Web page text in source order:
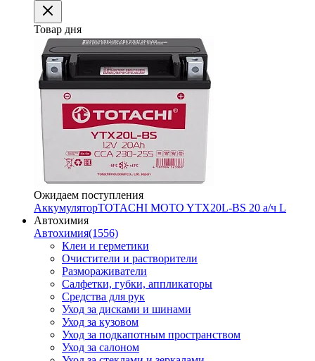
Товар дня
Ожидаем поступления
АккумуляторTOTACHI MOTO YTX20L-BS 20 а/ч L
Автохимия
Автохимия(1556)
Клеи и герметики
Очистители и растворители
Размораживатели
Салфетки, губки, аппликаторы
Средства для рук
Уход за дисками и шинами
Уход за кузовом
Уход за подкапотным пространством
Уход за салоном